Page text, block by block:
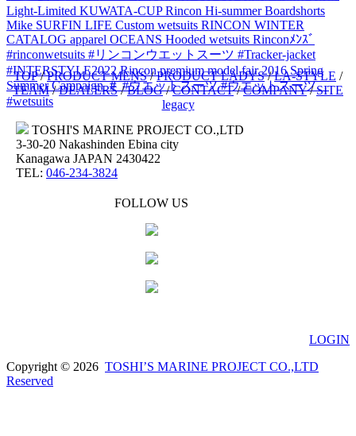
Light-Limited KUWATA-CUP Rincon Hi-summer Boardshorts
Mike SURFIN LIFE Custom wetsuits RINCON WINTER
CATALOG apparel OCEANS Hooded wetsuits Rinconﾒﾝｽﾞ
#rinconwetsuits #リンコンウエットスーツ #Tracker-jacket
#INTERSTYLE2022 Rincon premium model fair 2016 Spring
Summer Campaign ＃ #ウエットスーツ #ウエットスーツ
#wetsuits
TOP/PRODUCT MENS/PRODUCT LADYS/LA-STYLE /
TEAM/DEALERS/BLOG/CONTACT/COMPANY/SITE
legacy
TOSHI'S MARINE PROJECT CO.,LTD
3-30-20 Nakashinden Ebina city
Kanagawa JAPAN 2430422
TEL: 046-234-3824
FOLLOW US
LOGIN
Copyright © 2026 TOSHI’S MARINE PROJECT CO.,LTD
Reserved